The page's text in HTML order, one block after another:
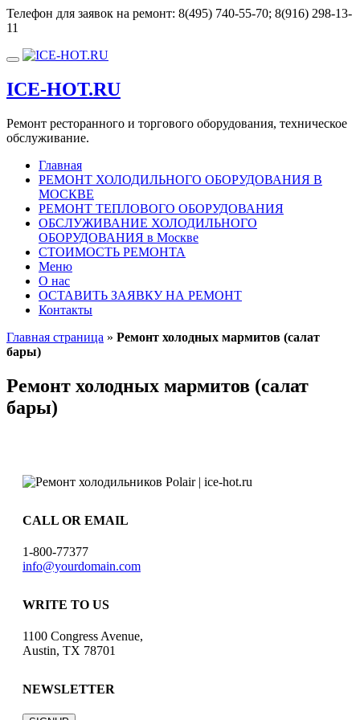
Перейти
к
Телефон для заявок на ремонт: 8(495) 740-55-70; 8(916) 298-13-
11
Показать/
навигацию
ICE-HOT.RU
Ремонт ресторанного и торгового оборудования, техническое
обслуживание.
Главная
РЕМОНТ ХОЛОДИЛЬНОГО ОБОРУДОВАНИЯ В
МОСКВЕ
РЕМОНТ ТЕПЛОВОГО ОБОРУДОВАНИЯ
ОБСЛУЖИВАНИЕ ХОЛОДИЛЬНОГО
ОБОРУДОВАНИЯ в Москве
СТОИМОСТЬ РЕМОНТА
Меню
О нас
ОСТАВИТЬ ЗАЯВКУ НА РЕМОНТ
Контакты
Главная страница » Ремонт холодных мармитов (салат
бары)
Ремонт холодных мармитов (салат
бары)
CALL OR EMAIL
1-800-77377
info@yourdomain.com
WRITE TO US
1100 Congress Avenue,
Austin, TX 78701
NEWSLETTER